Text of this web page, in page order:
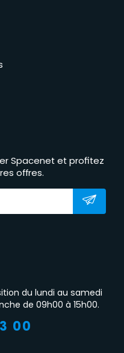
Spacenet et profitez
offres.
du lundi au samedi
de 09h00 à 15h00.
00